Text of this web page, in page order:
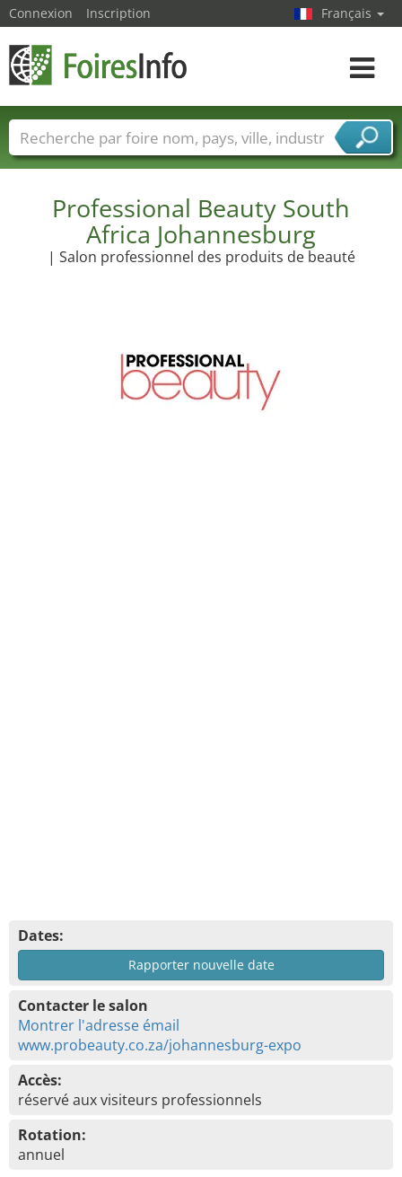
Professional Beauty South
Africa Johannesburg
| Salon professionnel des produits de beauté
Dates:
Rapporter nouvelle date
Contacter le salon
Montrer l'adresse émail
www.probeauty.co.za/johannesburg-expo
Accès:
réservé aux visiteurs professionnels
Rotation:
annuel
Connexion Inscription Français
Toggle
Foire noms Pays Villes
Secteurs de foire